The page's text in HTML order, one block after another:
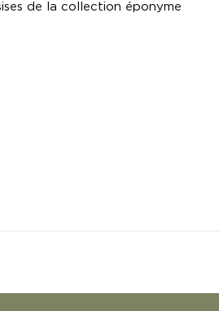
de la collection éponyme